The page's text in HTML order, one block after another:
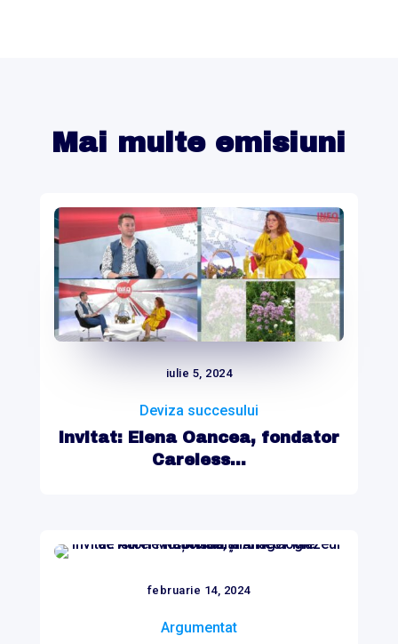
Mai multe emisiuni
iulie 5, 2024
Deviza succesului
Invitat: Elena Oancea, fondator
Careless...
februarie 14, 2024
Argumentat